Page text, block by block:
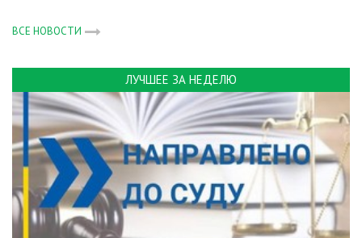
ВСЕ НОВОСТИ
ЛУЧШЕЕ ЗА НЕДЕЛЮ